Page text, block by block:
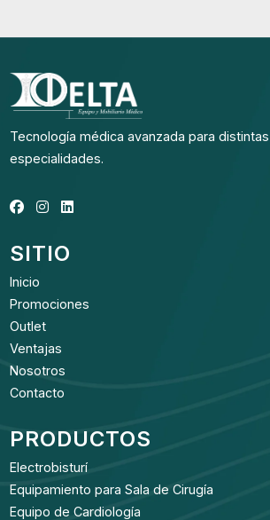
Tecnología médica avanzada para distintas
especialidades.
SITIO
Inicio
Promociones
Outlet
Ventajas
Nosotros
Contacto
PRODUCTOS
Electrobisturí
Equipamiento para Sala de Cirugía
Equipo de Cardiología